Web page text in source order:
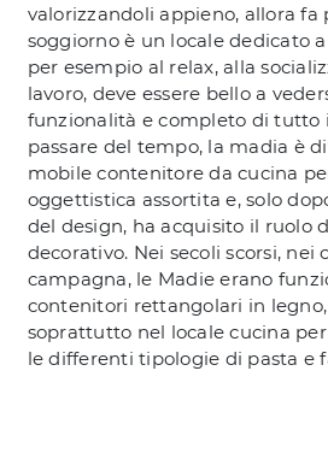
valorizzandoli appieno, allora fa
soggiorno è un locale dedicato
per esempio al relax, alla
lavoro, deve essere bello a
funzionalità e completo di tutto
passare del tempo, la madia è
mobile contenitore da cucina
oggettistica assortita e, solo
del design, ha acquisito il ruolo
decorativo. Nei secoli scorsi, nei
campagna, le Madie erano
contenitori rettangolari in
soprattutto nel locale cucina
le differenti tipologie di pasta e